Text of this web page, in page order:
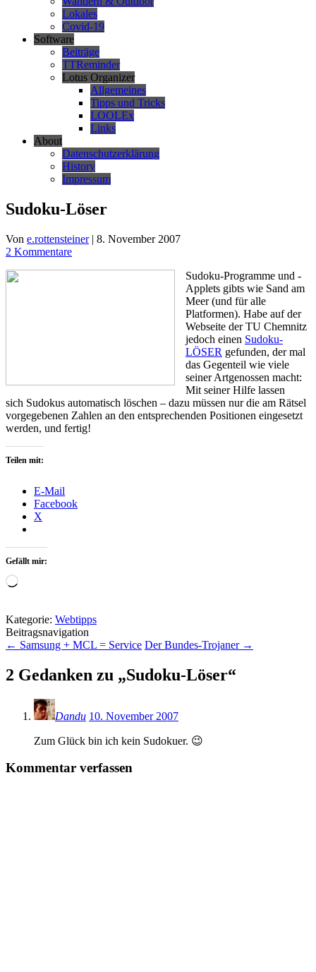
Lokales
Covid-19
Software
Beiträge
TTReminder
Lotus Organizer
Allgemeines
Tipps und Tricks
LOOLEx
Links
About
Datenschutzerklärung
History
Impressum
Sudoku-Löser
Von e.rottensteiner | 8. November 2007
2 Kommentare
Sudoku-Programme und -
Applets gibts wie Sand am
Meer (und für alle
Platformen). Habe auf der
Webseite der TU Chemnitz
jedoch einen Sudoku-
LÖSER gefunden, der mal
das Gegenteil wie viele
seiner Artgenossen macht:
Mit seiner Hilfe lassen
sich Sudokus automatisch löschen – dazu müssen nur die am Rätsel
vorgegebenen Zahlen an den entsprechenden Positionen eingesetzt
werden, und fertig!
Teilen mit:
E-Mail
Facebook
X
Gefällt mir:
Wird
Kategorie: Webtipps
Beitragsnavigation
← Samsung + MCL = Service Der Bundes-Trojaner →
2 Gedanken zu „Sudoku-Löser“
Dandu 10. November 2007
Zum Glück bin ich kein Sudokuer. 😉
Kommentar verfassen